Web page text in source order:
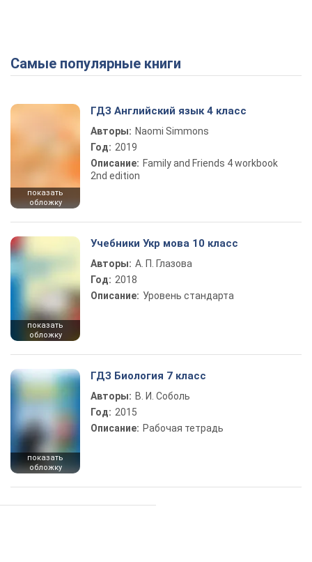
Play Video
Самые популярные книги
показать
обложку
ГДЗ Английский язык 4 класс
Авторы: Naomi Simmons
Год: 2019
Описание: Family and Friends 4 workbook
2nd edition
показать
обложку
Учебники Укр мова 10 класс
Авторы: А. П. Глазова
Год: 2018
Описание: Уровень стандарта
показать
обложку
ГДЗ Биология 7 класс
Авторы: В. И. Соболь
Год: 2015
Описание: Рабочая тетрадь